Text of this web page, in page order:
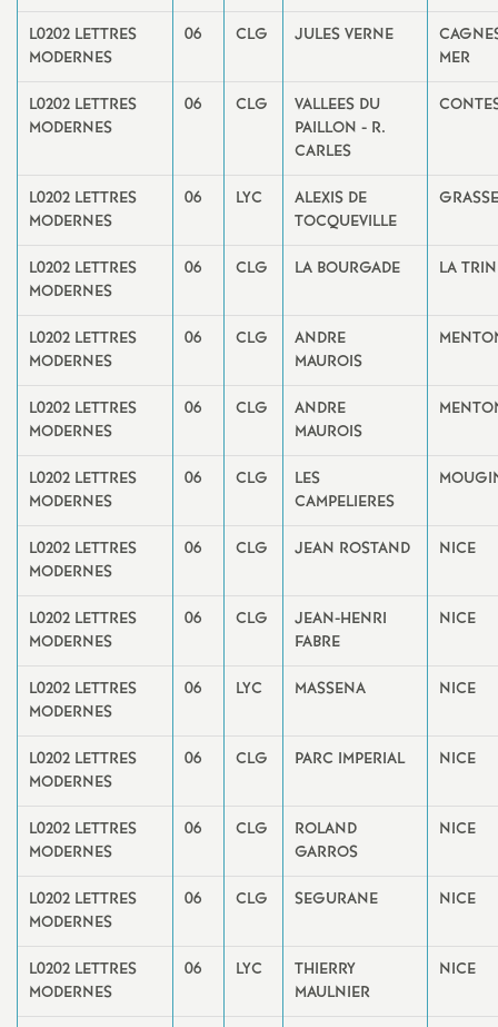
r
é
r
l
é
n
s
T
o
u
r
L0202 LETTRES
MODERNES
06 CLG JULES VERNE
MER
L0202 LETTRES
MODERNES
06 CLG
VALLEES DU
PAILLON - R.
CARLES
L0202 LETTRES
MODERNES
06 LYC
ALEXIS DE
TOCQUEVILLE
GRASSE
L0202 LETTRES
MODERNES
06 CLG LA BOURGADE LA
L0202 LETTRES
MODERNES
06 CLG
ANDRE
MAUROIS
L0202 LETTRES
MODERNES
06 CLG
ANDRE
MAUROIS
L0202 LETTRES
MODERNES
06 CLG
LES
CAMPELIERES
L0202 LETTRES
MODERNES
06 CLG JEAN ROSTAND NICE
L0202 LETTRES
MODERNES
06 CLG
JEAN-HENRI
FABRE
NICE
L0202 LETTRES
MODERNES
06 LYC MASSENA NICE
L0202 LETTRES
MODERNES
06 CLG PARC IMPERIAL NICE
L0202 LETTRES
MODERNES
06 CLG
ROLAND
GARROS
NICE
L0202 LETTRES
MODERNES
06 CLG SEGURANE NICE
L0202 LETTRES
MODERNES
06 LYC
THIERRY
MAULNIER
NICE